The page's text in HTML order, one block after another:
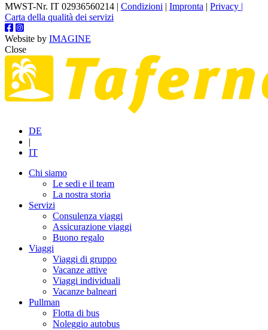
MWST-Nr. IT 02936560214 | Condizioni | Impronta | Privacy |
Carta della qualità dei servizi
Website by IMAGINE
Close
DE
|
IT
Chi siamo
Le sedi e il team
La nostra storia
Servizi
Consulenza viaggi
Assicurazione viaggi
Buono regalo
Viaggi
Viaggi di gruppo
Vacanze attive
Viaggi individuali
Vacanze balneari
Pullman
Flotta di bus
Noleggio autobus